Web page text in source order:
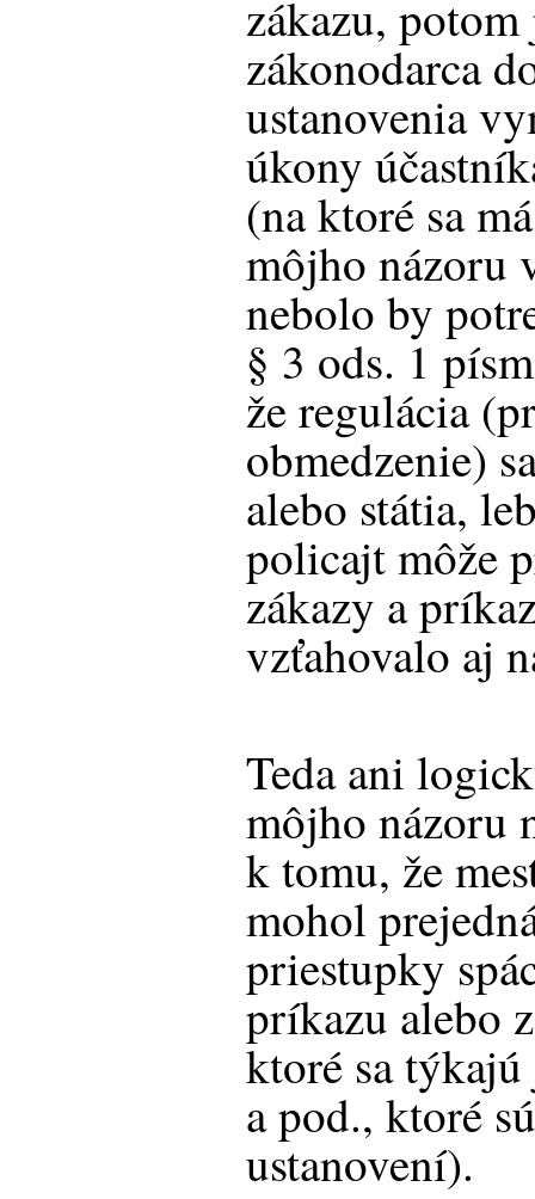
zákazu,
zákonodarca
ustanovenia
úkony
(na ktoré sa
môjho názoru
nebolo by
§ 3 ods. 1
že regulácia
obmedzenie)
alebo státia,
policajt môže
zákazy a
vzťahovalo aj
Teda ani
môjho názoru
k tomu, že
mohol
priestupky
príkazu alebo
ktoré sa
a pod., ktoré
ustanovení).